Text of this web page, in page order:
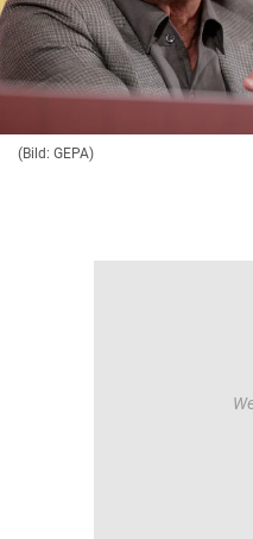
(Bild: GEPA)